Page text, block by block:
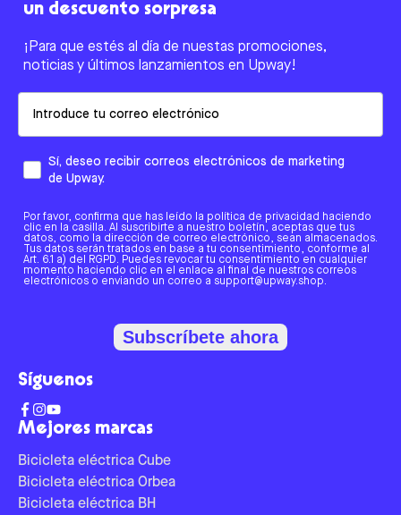
Mejores marcas
Bicicleta eléctrica Cube
Bicicleta eléctrica Orbea
Bicicleta eléctrica BH
un descuento sorpresa
¡Para que estés al día de nuestas promociones,
noticias y últimos lanzamientos en Upway!
Sí, deseo recibir correos electrónicos de marketing
de Upway.
Por favor, confirma que has leído la política de privacidad haciendo
clic en la casilla. Al suscribirte a nuestro boletín, aceptas que tus
datos, como la dirección de correo electrónico, sean almacenados.
Tus datos serán tratados en base a tu consentimiento, conforme al
Art. 6.1 a) del RGPD. Puedes revocar tu consentimiento en cualquier
momento haciendo clic en el enlace al final de nuestros correos
electrónicos o enviando un correo a support@upway.shop.
Subscríbete ahora
Síguenos